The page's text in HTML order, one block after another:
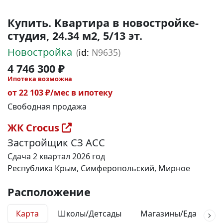
Купить. Квартира в новостройке-
студия, 24.34 м2, 5/13 эт.
Новостройка (id: N9635)
4 746 300 ₽
Ипотека возможна
от 22 103 ₽/мес в ипотеку
Свободная продажа
ЖК Crocus
Застройщик СЗ АСС
Сдача 2 квартал 2026 год
Республика Крым, Симферопольский, Мирное
Расположение
Карта Школы/Детсады Магазины/Еда